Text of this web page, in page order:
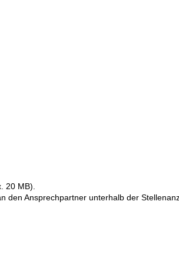
20 MB).
den Ansprechpartner unterhalb der